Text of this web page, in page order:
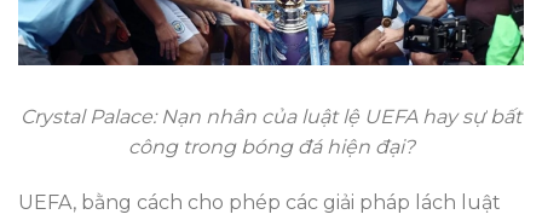
Crystal Palace: Nạn nhân của luật lệ UEFA hay sự bất
công trong bóng đá hiện đại?
UEFA, bằng cách cho phép các giải pháp lách luật